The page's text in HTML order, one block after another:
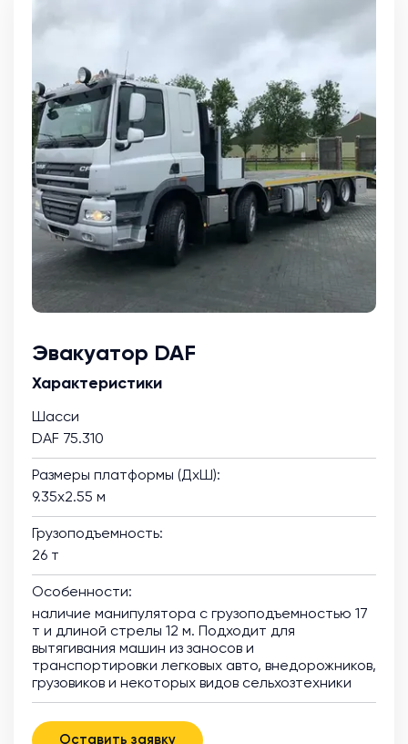
Эвакуатор DAF
Характеристики
Шасси
DAF 75.310
Размеры платформы (ДхШ):
9.35х2.55 м
Грузоподъемность:
26 т
Особенности:
наличие манипулятора с грузоподъемностью 17
т и длиной стрелы 12 м. Подходит для
вытягивания машин из заносов и
транспортировки легковых авто, внедорожников,
грузовиков и некоторых видов сельхозтехники
Оставить заявку